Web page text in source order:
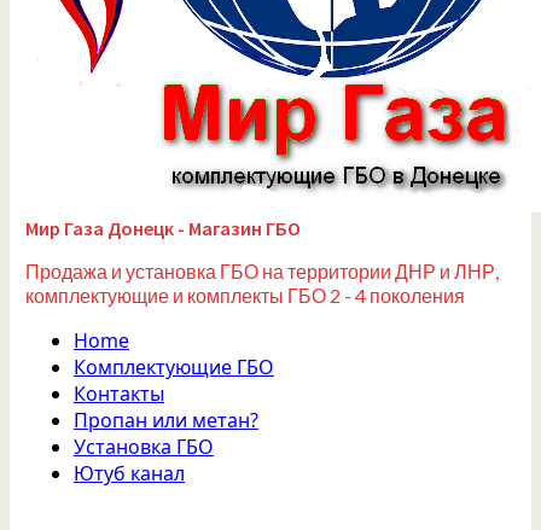
Мир Газа Донецк - Магазин ГБО
Продажа и установка ГБО на территории ДНР и ЛНР,
комплектующие и комплекты ГБО 2 - 4 поколения
Home
Комплектующие ГБО
Контакты
Пропан или метан?
Установка ГБО
Ютуб канал